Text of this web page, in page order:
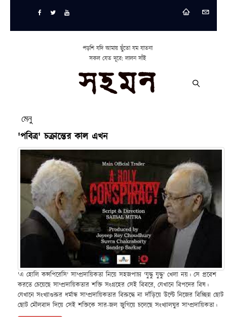
পড়শি যদি আমায় ছুঁতো যম যাতনা
সকল যেত দূরে: লালন সাঁই
মেনু
'পবিত্র' চক্রান্তের কাল এখন
'এ হোলি কন্সপিরেসি' সাম্প্রদায়িকতা নিয়ে সহজপাচ্য 'যুদ্ধু যুদ্ধু' খেলা নয়। সে প্রবেশ
করতে চেয়েছে সাম্প্রদায়িকতার শক্তি সংগ্রহের সেই বিবরে, যেখানে বিপদের বিষ।
যেখানে সংখ্যাগুরুর ধর্মান্ধ সাম্প্রদায়িকতার বিরুদ্ধে না দাঁড়িয়ে উল্টে নিজের বিচ্ছিন্ন ছোট
ছোট মৌলবাদ দিয়ে সেই শক্তিকে সার-জল জুগিয়ে চলেছে সংখ্যালঘুর সাম্প্রদায়িকতা।